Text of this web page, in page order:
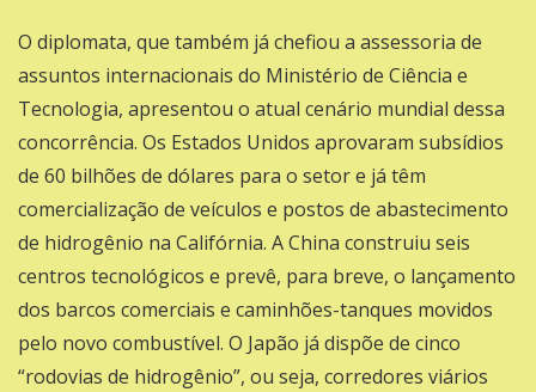
O diplomata, que também já chefiou a assessoria de
assuntos internacionais do Ministério de Ciência e
Tecnologia, apresentou o atual cenário mundial dessa
concorrência. Os Estados Unidos aprovaram subsídios
de 60 bilhões de dólares para o setor e já têm
comercialização de veículos e postos de abastecimento
de hidrogênio na Califórnia. A China construiu seis
centros tecnológicos e prevê, para breve, o lançamento
dos barcos comerciais e caminhões-tanques movidos
pelo novo combustível. O Japão já dispõe de cinco
“rodovias de hidrogênio”, ou seja, corredores viários